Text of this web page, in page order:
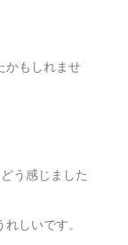
かもしれませ
う感じました
しいです。